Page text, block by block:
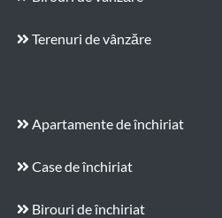
Terenuri de vânzăre
Apartamente de închiriat
Case de închiriat
Birouri de închiriat